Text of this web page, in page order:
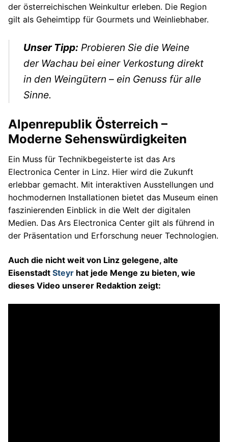
der österreichischen Weinkultur erleben. Die Region
gilt als Geheimtipp für Gourmets und Weinliebhaber.
Unser Tipp: Probieren Sie die Weine
der Wachau bei einer Verkostung direkt
in den Weingütern – ein Genuss für alle
Sinne.
Alpenrepublik Österreich –
Moderne Sehenswürdigkeiten
Ein Muss für Technikbegeisterte ist das Ars
Electronica Center in Linz. Hier wird die Zukunft
erlebbar gemacht. Mit interaktiven Ausstellungen und
hochmodernen Installationen bietet das Museum einen
faszinierenden Einblick in die Welt der digitalen
Medien. Das Ars Electronica Center gilt als führend in
der Präsentation und Erforschung neuer Technologien.
Auch die nicht weit von Linz gelegene, alte
Eisenstadt Steyr hat jede Menge zu bieten, wie
dieses Video unserer Redaktion zeigt: